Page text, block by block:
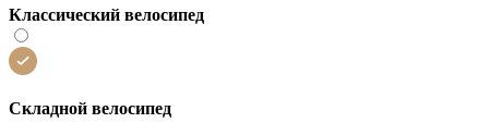
Классический велосипед
Складной велосипед